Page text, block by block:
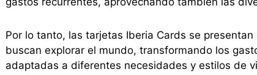
Por lo tanto, las tarjetas Iberia Cards se
buscan explorar el mundo, transformando los
adaptadas a diferentes necesidades y estilos de